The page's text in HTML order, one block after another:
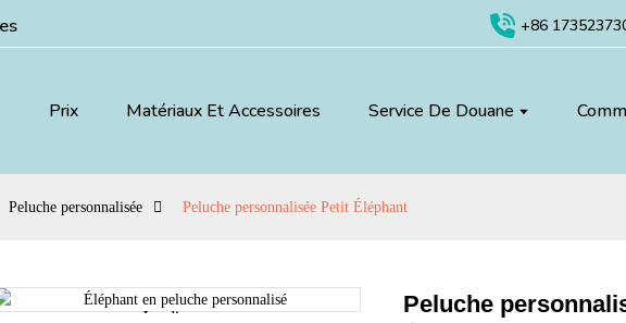
+86
Prix Matériaux Et Accessoires Service De Douane
Peluche personnalisée Peluche personnalisée Petit Éléphant
Loading...
Loading... Loading...
Loading...
Peluche